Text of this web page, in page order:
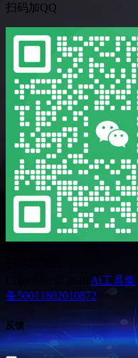
扫码加QQ
Ai工具集
备50011802010872
反馈